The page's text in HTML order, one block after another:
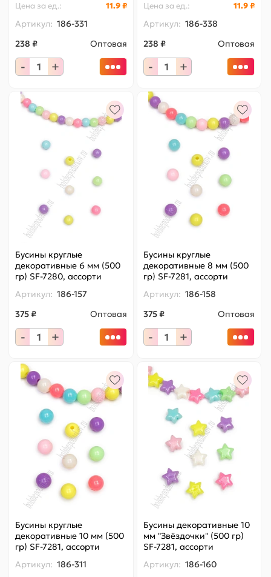
Цена за ед.: 11.9 ₽
Артикул: 186-331
238 ₽
Оптовая
- +
Цена за ед.: 11.9 ₽
Артикул: 186-338
238 ₽
Оптовая
- +
Бусины круглые
декоративные 6 мм (500
гр) SF-7280, ассорти
Артикул: 186-157
375 ₽
Оптовая
- +
Бусины круглые
декоративные 8 мм (500
гр) SF-7281, ассорти
Артикул: 186-158
375 ₽
Оптовая
- +
Бусины круглые
декоративные 10 мм (500
гр) SF-7281, ассорти
Артикул: 186-311
Бусины декоративные 10
мм "Звёздочки" (500 гр)
SF-7281, ассорти
Артикул: 186-160